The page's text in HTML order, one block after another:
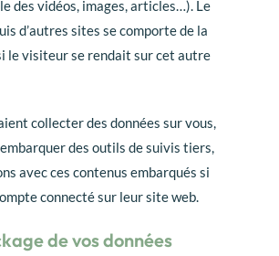
des vidéos, images, articles…). Le
d’autres sites se comporte de la
le visiteur se rendait sur cet autre
collecter des données sur vous,
des outils de suivis tiers,
avec ces contenus embarqués si
connecté sur leur site web.
de vos données